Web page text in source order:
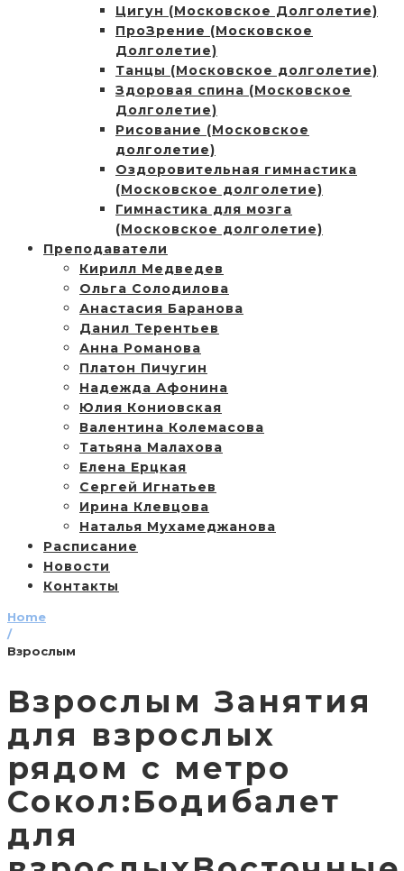
Цигун (Московское Долголетие)
ПроЗрение (Московское
Долголетие)
Танцы (Московское долголетие)
Здоровая спина (Московское
Долголетие)
Рисование (Московское
долголетие)
Оздоровительная гимнастика
(Московское долголетие)
Гимнастика для мозга
(Московское долголетие)
Преподаватели
Кирилл Медведев
Ольга Солодилова
Анастасия Баранова
Данил Терентьев
Анна Романова
Платон Пичугин
Надежда Афонина
Юлия Кониовская
Валентина Колемасова
Татьяна Малахова
Елена Ерцкая
Сергей Игнатьев
Ирина Клевцова
Наталья Мухамеджанова
Расписание
Новости
Контакты
Home
/
Взрослым
Взрослым Занятия
для взрослых
рядом с метро
Сокол:Бодибалет
для